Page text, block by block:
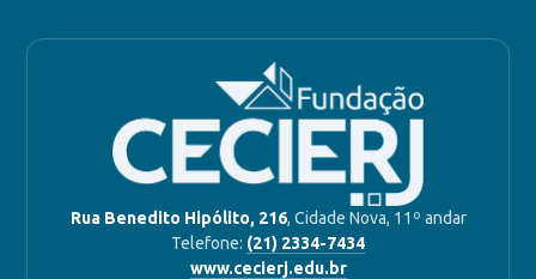
Rua Benedito Hipólito, 216, Cidade Nova, 11º andar
Telefone: (21) 2334-7434
www.cecierj.edu.br